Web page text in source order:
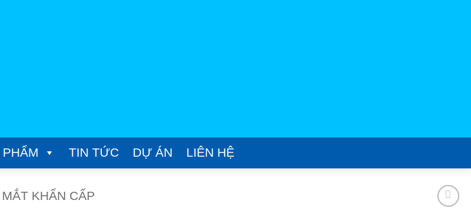
PHẨM TIN TỨC DỰ ÁN LIÊN HỆ
KHẨN CẤP